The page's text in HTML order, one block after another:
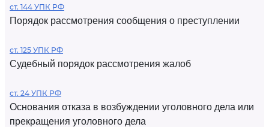
ст. 144 УПК РФ
Порядок рассмотрения сообщения о преступлении
ст. 125 УПК РФ
Судебный порядок рассмотрения жалоб
ст. 24 УПК РФ
Основания отказа в возбуждении уголовного дела или
прекращения уголовного дела